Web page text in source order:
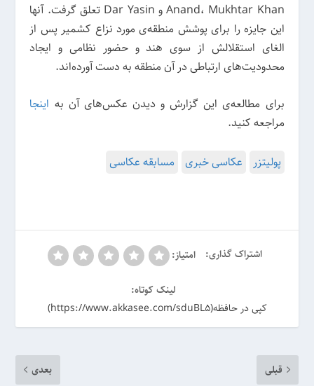
Anand، Mukhtar Khan و Dar Yasin تعلق گرفت. آنها
این جایزه را برای پوشش منطقه‌ی مورد نزاع کشمیر پس از
الغای استقلالش از سوی هند و حضور نظامی و ایجاد
محدودیت‌های ارتباطی در آن منطقه به دست آورده‌اند.
برای مطالعه‌ی این گزارش و دیدن عکس‌های آن به اینجا
مراجعه کنید.
پولیتزر عکاسی خبری مسابقه عکاسی
اشتراک گذاری: امتیاز:
لینک کوتاه:
کپی در حافظه(https://www.akkasee.com/sduBL5)
قبلی بعدی